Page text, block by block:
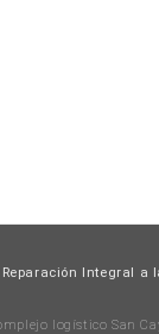
Integral a
logístico San